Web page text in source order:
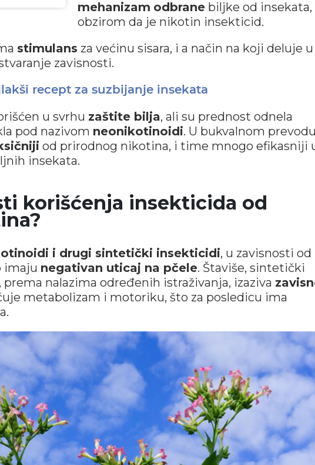
mehanizam odbranebiljke od insekata,
obzirom da je nikotin insekticid.
stimulans za većinu sisara, i a način na koji deluje u
zavisnosti.
recept za suzbijanje insekata
u svrhu zaštite bilja, ali su prednost odnela
pod nazivom neonikotinoidi. U bukvalnom
od prirodnog nikotina, i time mnogo efikasniji
insekata.
korišćenja insekticida od
i drugi sintetički insekticidi, u zavisnosti od
imaju negativan uticaj na pčele. Štaviše, sintetički
nalazima određenih istraživanja, izaziva
metabolizam i motoriku, što za posledicu ima